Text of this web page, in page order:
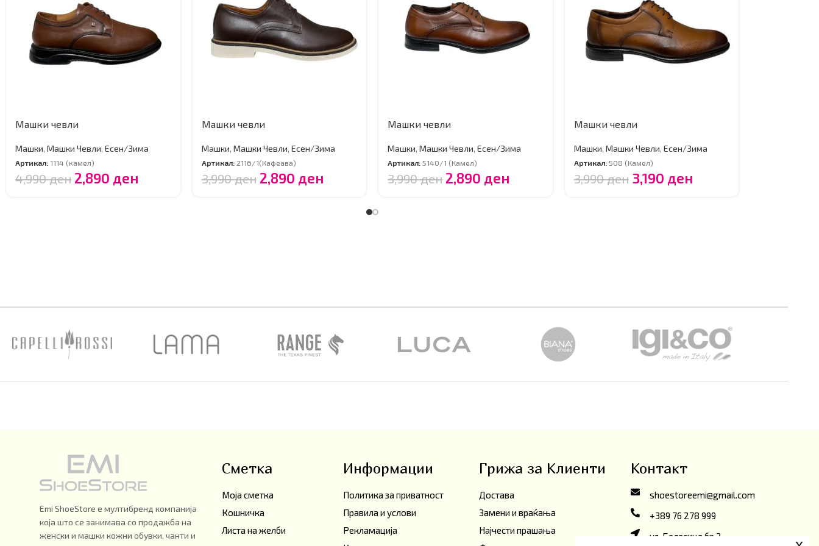
Машки чевли
Машки, Машки Чевли, Есен/Зима
Артикал: 1114 (камел)
4,990ден 2,890 ден
Машки чевли
Машки, Машки Чевли, Есен/Зима
Артикал:2116/1(Кафеава)
3,990ден 2,890 ден
Машки чевли
Машки, Машки Чевли, Есен/Зима
Артикал: 5140/1 (Камел)
3,990ден 2,890 ден
Машки чевли
Машки, Машки Чевли, Есен/Зима
Артикал: 508 (Камел)
3,990ден 3,190 ден
Emi ShoeStore е мултибренд компанија
која што се занимава со продажба на
женски и машки кожни обувки, чанти и
Сметка
Моја сметка
Кошничка
Листа на желби
Информации
Политика за приватност
Правила и услови
Рекламација
Грижа за Клиенти
Достава
Замени и враќања
Најчести прашања
Контакт
shoestoreemi@gmail.com
+389 76 278 999
ул. Беласица бр.2,